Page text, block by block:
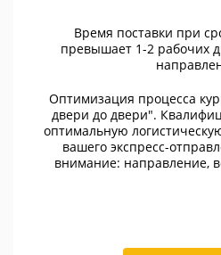
Время поставки при
превышает 1-2 рабочих
Оптимизация процесса
двери до двери".
оптимальную
вашего экспресс-
внимание: направление,